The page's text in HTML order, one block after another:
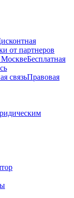
от партнеров
МосквеБесплатная
связьПравовая